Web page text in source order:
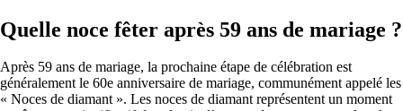
Quelle noce fêter après 59 ans de mariage ?
Après 59 ans de mariage, la prochaine étape de célébration est
généralement le 60e anniversaire de mariage, communément appelé les
« Noces de diamant ». Les noces de diamant représentent un moment